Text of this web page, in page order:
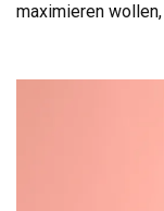
maximieren